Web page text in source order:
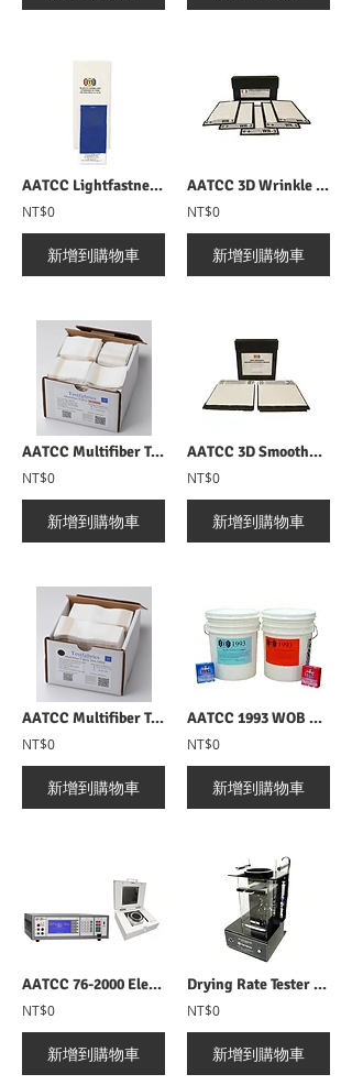
AATCC Lightfastness Blue Wool AATCC耐光色牢度試驗織物
NT$0
新增到購物車
AATCC 3D Wrinkle Recovery Replicas AATCC褶皺回復度判級圖
NT$0
新增到購物車
AATCC Multifiber Testfabrics AATCC 六種纖維水洗附布 MFF10
NT$0
新增到購物車
AATCC 3D Smoothness Appearance Replicas AATCC 3D 外觀平整度判級圖
NT$0
新增到購物車
AATCC Multifiber Testfabrics AATCC 六種纖維水洗附布 MFF 10A
NT$0
新增到購物車
AATCC 1993 WOB Detergents and Auxiliaries AATCC 1993 WOB 洗滌劑和輔助耗材
NT$0
新增到購物車
AATCC 76-2000 Electrical Surface Resistivity of Fabrics 織物表面電阻率測試儀
NT$0
新增到購物車
Drying Rate Tester (Air Flow Method) DRT 200乾燥速率試驗機(氣流法)
NT$0
新增到購物車